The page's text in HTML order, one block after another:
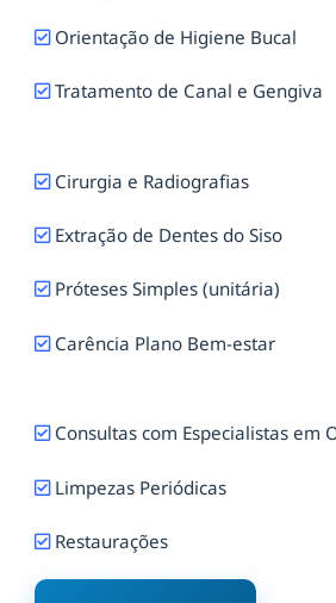
Orientação de Higiene Bucal
Tratamento de Canal e Gengiva
Cirurgia e Radiografias
Extração de Dentes do Siso
Próteses Simples (unitária)
Carência Plano Bem-estar
Consultas com Especialistas em
Limpezas Periódicas
Restaurações